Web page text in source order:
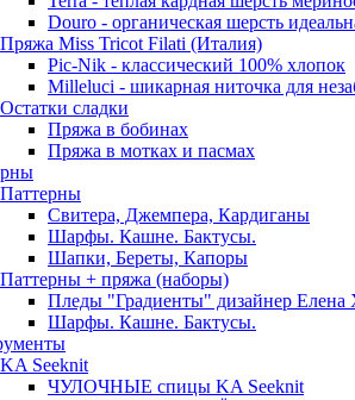
Douro - органическая шерсть
Пряжа Miss Tricot Filati (Италия)
Pic-Nik - классический 100% хлопок
Milleluci - шикарная ниточка для
Остатки сладки
Пряжа в бобинах
Пряжа в мотках и пасмах
Паттерны
Свитера, Джемпера, Кардиганы
Шарфы. Кашне. Бактусы.
Шапки, Береты, Капоры
Паттерны + пряжа (наборы)
Пледы "Градиенты" дизайнер Елена
Шарфы. Кашне. Бактусы.
KA Seeknit
ЧУЛОЧНЫЕ спицы KA Seeknit